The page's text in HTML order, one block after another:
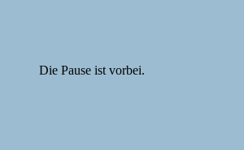
Die Pause ist vorbei.